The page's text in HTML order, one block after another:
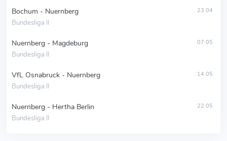
Bochum - Nuernberg
Bundesliga II
23.04
Nuernberg - Magdeburg
Bundesliga II
07.05
VfL Osnabruck - Nuernberg
Bundesliga II
14.05
Nuernberg - Hertha Berlin
Bundesliga II
22.05